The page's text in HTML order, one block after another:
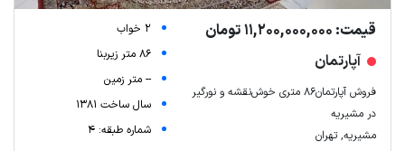
قیمت: 11,200,000,000 تومان
آپارتمان
فروش آپارتمان۸۶ متری خوش‌نقشه و نورگیر
در مشیریه
مشیریه, تهران
2 خواب
86 متر زیربنا
-- متر زمین
سال ساخت 1381
شماره طبقه: 4